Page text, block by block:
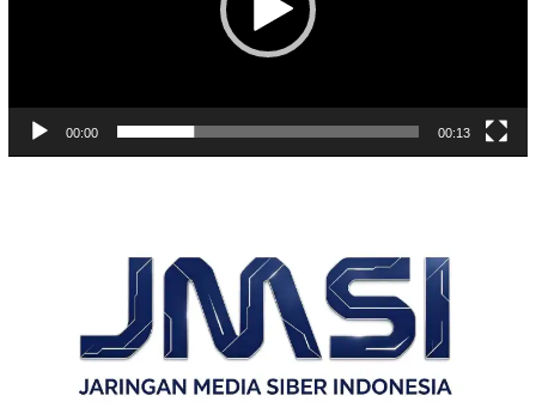
00:00 00:13